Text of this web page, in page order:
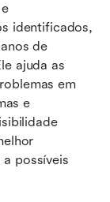
identificados,
de
ajuda as
em
e
possíveis